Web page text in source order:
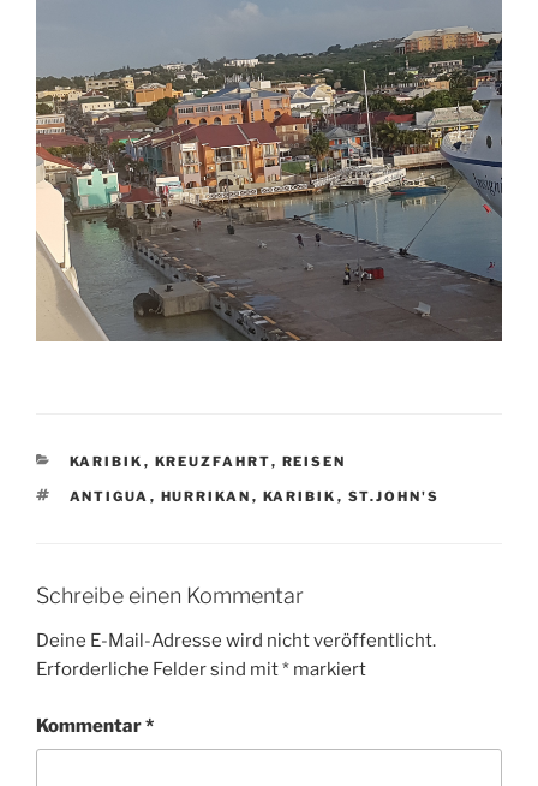
KATEGORIEN
KARIBIK , KREUZFAHRT, REISEN
SCHLAGWÖRTER
ANTIGUA , HURRIKAN , KARIBIK , ST.JOHN'S
Schreibe einen Kommentar
Deine E-Mail-Adresse wird nicht veröffentlicht.
Erforderliche Felder sind mit* markiert
Kommentar*